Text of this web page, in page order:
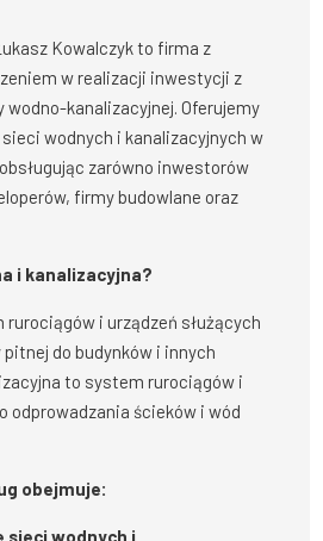
Kowalczyk to firma z
w realizacji inwestycji z
kanalizacyjnej. Oferujemy
wodnych i kanalizacyjnych w
zarówno inwestorów
firmy budowlane oraz
i kanalizacyjna?
i urządzeń służących
do budynków i innych
to system rurociągów i
odprowadzania ścieków i wód
obejmuje:
sieci wodnych i